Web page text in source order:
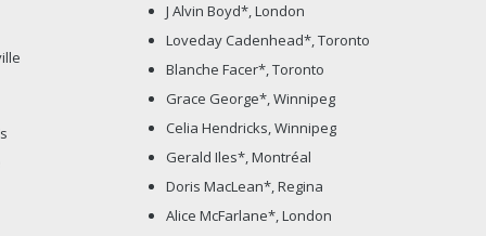
J Alvin Boyd*, London
Loveday Cadenhead*, Toronto
Blanche Facer*, Toronto
Grace George*, Winnipeg
Celia Hendricks, Winnipeg
Gerald Iles*, Montréal
Doris MacLean*, Regina
Alice McFarlane*, London